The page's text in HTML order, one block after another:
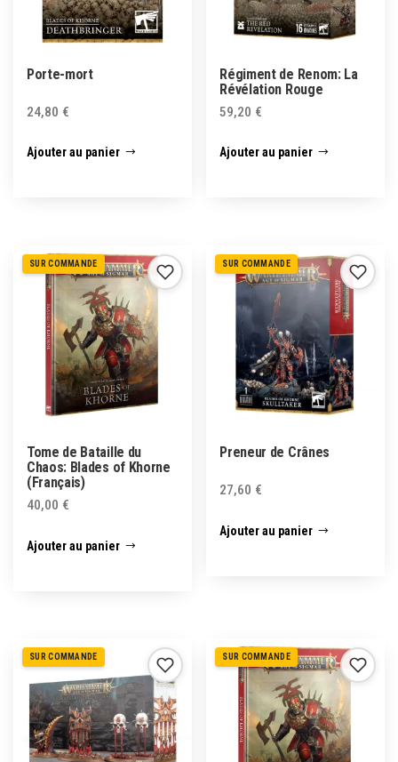
Porte-mort
24,80 €
Ajouter au panier
Régiment de Renom: La
Révélation Rouge
59,20 €
Ajouter au panier
SUR COMMANDE
Tome de Bataille du
Chaos: Blades of Khorne
(Français)
40,00 €
Ajouter au panier
SUR COMMANDE
Preneur de Crânes
27,60 €
Ajouter au panier
SUR COMMANDE SUR COMMANDE